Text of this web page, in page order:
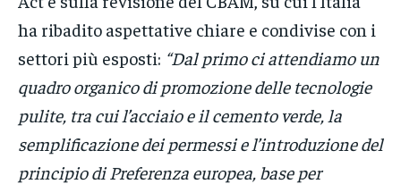
ha ribadito aspettative chiare e condivise con i
settori più esposti: “Dal primo ci attendiamo un
quadro organico di promozione delle tecnologie
pulite, tra cui l’acciaio e il cemento verde, la
semplificazione dei permessi e l’introduzione del
principio di Preferenza europea, base per